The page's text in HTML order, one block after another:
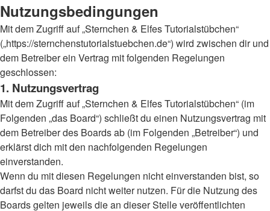
Nutzungsbedingungen
Mit dem Zugriff auf „Sternchen & Elfes Tutorialstübchen“
(„https://sternchenstutorialstuebchen.de“) wird zwischen dir und
dem Betreiber ein Vertrag mit folgenden Regelungen
geschlossen:
1. Nutzungsvertrag
Mit dem Zugriff auf „Sternchen & Elfes Tutorialstübchen“ (im
Folgenden „das Board“) schließt du einen Nutzungsvertrag mit
dem Betreiber des Boards ab (im Folgenden „Betreiber“) und
erklärst dich mit den nachfolgenden Regelungen
einverstanden.
Wenn du mit diesen Regelungen nicht einverstanden bist, so
darfst du das Board nicht weiter nutzen. Für die Nutzung des
Boards gelten jeweils die an dieser Stelle veröffentlichten